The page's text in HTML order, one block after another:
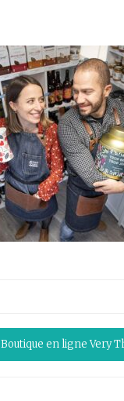
Boutique en ligne Very